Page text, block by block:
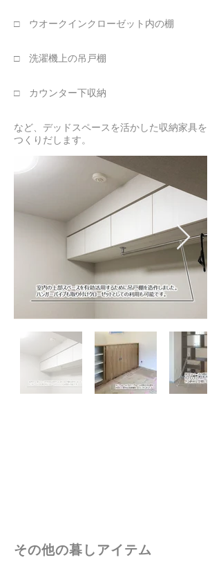
□ ウオークインクローゼット内の棚
□ 洗濯機上の吊戸棚
□ カウンター下収納
​など、デッドスペースを活かした収納家具を
つくりだします。
​その他の暮しアイテム